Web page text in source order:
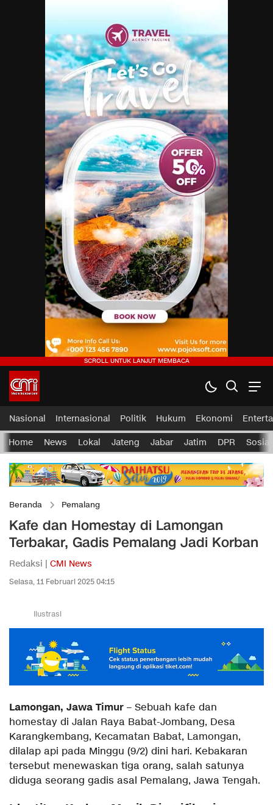
Nasional Internasional Politik Hukum Ekonomi
Home News Lokal Jateng Jabar Jatim DPR Sosial
Beranda Pemalang
Kafe dan Homestay di Lamongan
Terbakar, Gadis Pemalang Jadi Korban
Redaksi | CMI News
Selasa, 11 Februari 2025 04:15
Ilustrasi
Lamongan, Jawa Timur – Sebuah kafe dan
homestay di Jalan Raya Babat-Jombang, Desa
Karangkembang, Kecamatan Babat, Lamongan,
dilalap api pada Minggu (9/2) dini hari. Kebakaran
tersebut menewaskan tiga orang, salah satunya
diduga seorang gadis asal Pemalang, Jawa Tengah.